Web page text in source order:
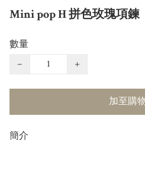
Mini pop H 拼色玫瑰項鍊
數量
−
+
加至購
簡介